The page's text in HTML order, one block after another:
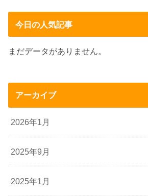
今日の人気記事
まだデータがありません。
アーカイブ
2026年1月
2025年9月
2025年1月